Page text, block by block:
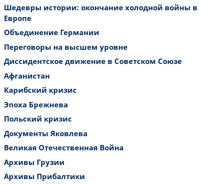
Шедевры истории: окончание холодной войны в
Европе
Объединение Германии
Переговоры на высшем уровне
Диссидентское движение в Советском Союзе
Афганистан
Карибский кризис
Эпоха Брежнева
Польский кризис
Документы Яковлева
Великая Отечественная Война
Архивы Грузии
Архивы Прибалтики